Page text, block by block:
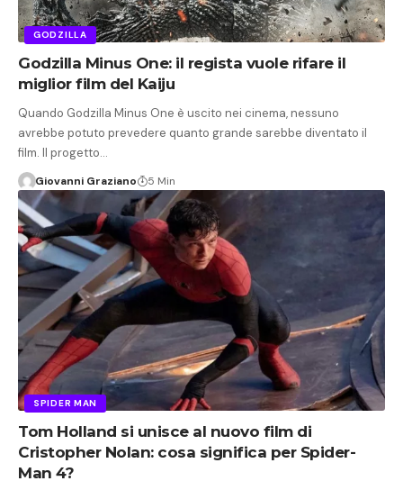
GODZILLA
Godzilla Minus One: il regista vuole rifare il
miglior film del Kaiju
Quando Godzilla Minus One è uscito nei cinema, nessuno
avrebbe potuto prevedere quanto grande sarebbe diventato il
film. Il progetto…
Giovanni Graziano 5 Min
SPIDER MAN
Tom Holland si unisce al nuovo film di
Cristopher Nolan: cosa significa per Spider-
Man 4?